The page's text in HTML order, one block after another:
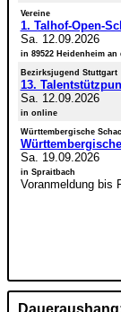
Vereine
1. Talhof-Open-
Sa. 12.09.2026
in 89522 Heidenheim an
Bezirksjugend Stuttgart
13.
Sa. 12.09.2026
in online
Württembergische
Sa. 19.09.2026
in Spraitbach
Voranmeldung bis